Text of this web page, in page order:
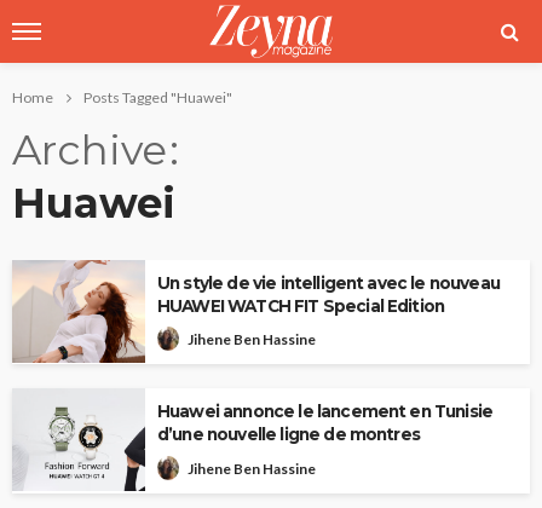
Home Posts Tagged "Huawei"
Archive
Huawei
Un style de vie intelligent avec le nouveau
HUAWEI WATCH FIT Special Edition
Jihene Ben Hassine
Huawei annonce le lancement en Tunisie
d’une nouvelle ligne de montres
Jihene Ben Hassine